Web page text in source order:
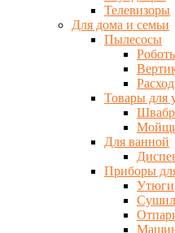
Телевизоры
Для дома и семьи
Пылесосы
Товары для
Для ванной
Приборы
Утюги